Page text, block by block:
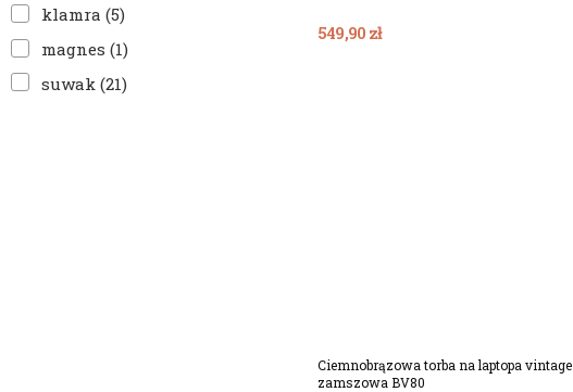
klamra(5)
magnes(1)
suwak(21)
549,90 zł
Ciemnobrązowa torba na laptopa vintage
zamszowa BV80